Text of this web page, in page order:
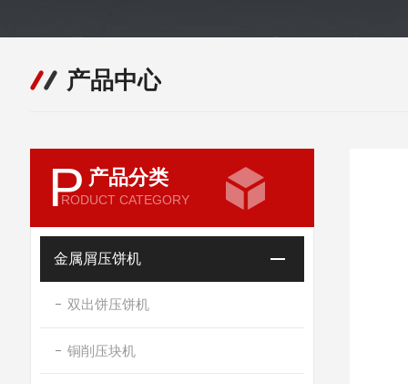
产品中心
P 产品分类
RODUCT CATEGORY
金属屑压饼机
双出饼压饼机
铜削压块机